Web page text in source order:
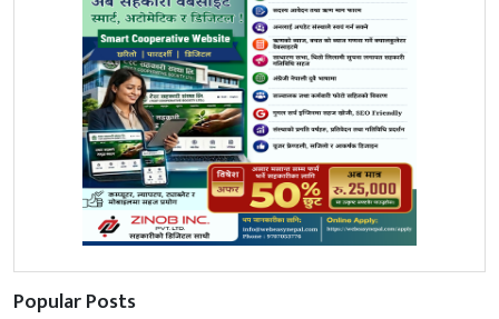
Popular Posts